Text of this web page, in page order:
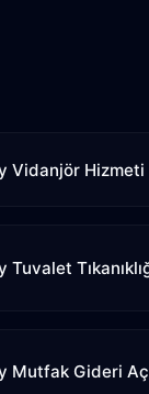
Vidanjör Hizmeti
Tuvalet
Mutfak Gideri